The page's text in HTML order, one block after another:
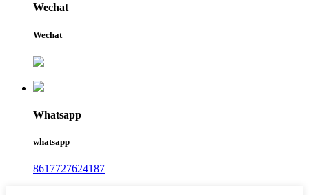
Wechat
Wechat
Whatsapp
whatsapp
8617727624187